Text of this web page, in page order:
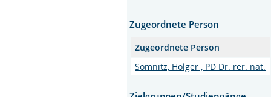
Zugeordnete Person
Zugeordnete Person
Somnitz, Holger , PD Dr. rer. nat.